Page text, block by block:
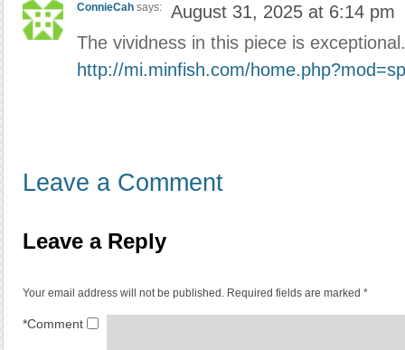
ConnieCah says:
August 31, 2025 at 6:14 pm
The vividness in this piece is exceptional.
http://mi.minfish.com/
Leave a Comment
Leave a Reply
Your email address will not be published. Required fields are marked *
Comment
*